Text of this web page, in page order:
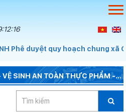
Phê duyệt quy hoạch chung xã